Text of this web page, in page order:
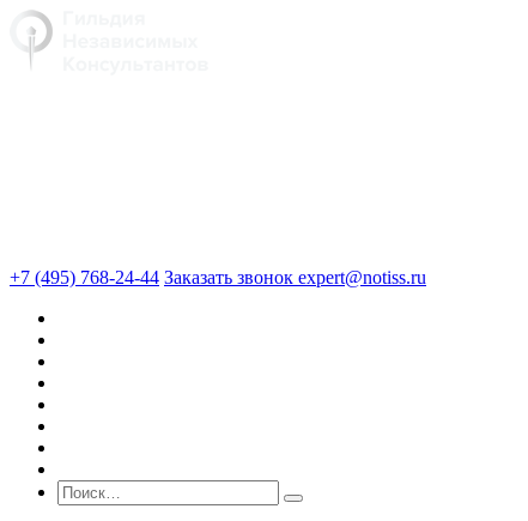
+7 (495) 768-24-44 Заказать звонок expert@notiss.ru
Поиск по сайту